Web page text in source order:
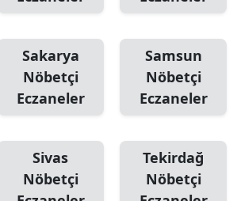
Sakarya
Nöbetçi
Eczaneler
Samsun
Nöbetçi
Eczaneler
Sivas
Nöbetçi
Tekirdağ
Nöbetçi